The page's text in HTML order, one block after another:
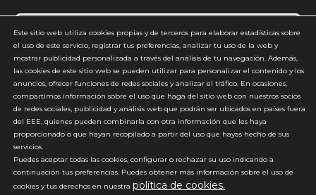
componente simbólico y emocional. Durante la
ceremonia, empleados de distintas áreas y
generaciones depositaron recuerdos de su
trayectoria en GN en una cápsula del tiempo que
quedó enterrada junto a la primera piedra del
edificio, como testimonio del recorrido
compartido y de la cultura de compañía que ha
acompañado a la organización durante décadas.
Con esta nueva sede, GN refuerza su
compromiso con España, con los profesionales
de la audición y con el desarrollo de un proyecto
de largo recorrido, basado en la innovación, la
Acepto y estoy de acuerdo con lapolítica de privacidad(requerido)
*
*No enviamos spam
Este sitio web utiliza cookies propias y de terceros para elaborar estadísticas sobre
el uso de este servicio, registrar tus preferencias, analizar tu uso de la web y
mostrar publicidad personalizada a través del análisis de tu navegación. Además,
las cookies de este sitio web se pueden utilizar para personalizar el contenido y los
anuncios, ofrecer funciones de redes sociales y analizar el tráfico. En ocasiones,
compartimos información sobre el uso que haga del sitio web con nuestros socios
de redes sociales, publicidad y análisis web que podrán ser ubicados en países fuera
del EEE, quienes pueden combinarla con otra información que les haya
proporcionado o que hayan recopilado a partir del uso que hayas hecho de sus
servicios.
Puedes aceptar todas las cookies, configurar o rechazar su uso indicando a
continuación tus preferencias. Puedes obtener más información sobre el uso de
cookies y tus derechos en nuestra política de cookies.